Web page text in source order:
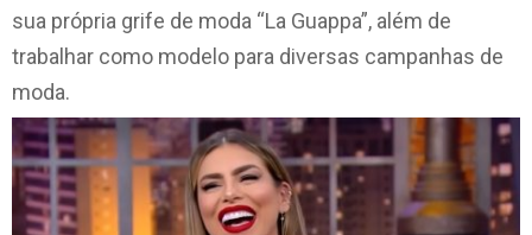
sua própria grife de moda “La Guappa”, além de
trabalhar como modelo para diversas campanhas de
moda.